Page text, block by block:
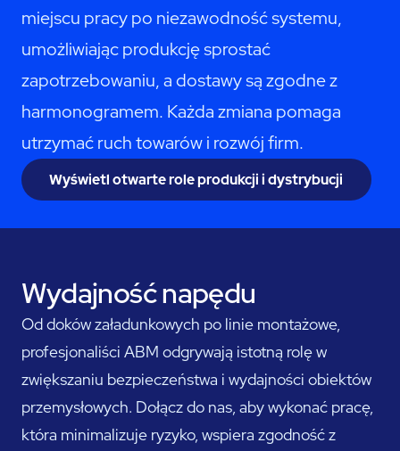
miejscu pracy po niezawodność systemu,
umożliwiając produkcję sprostać
zapotrzebowaniu, a dostawy są zgodne z
harmonogramem. Każda zmiana pomaga
utrzymać ruch towarów i rozwój firm.
Wyświetl otwarte role produkcji i dystrybucji
Wydajność napędu
Od doków załadunkowych po linie montażowe,
profesjonaliści ABM odgrywają istotną rolę w
zwiększaniu bezpieczeństwa i wydajności obiektów
przemysłowych. Dołącz do nas, aby wykonać pracę,
która minimalizuje ryzyko, wspiera zgodność z